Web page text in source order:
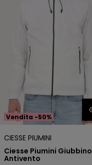
Vendita -50%
CIESSE PIUMINI
Ciesse Piumini Giubbino
Antivento